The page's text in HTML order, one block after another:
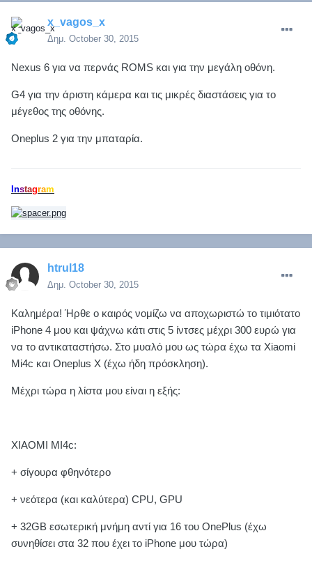
x_vagos_x
Δημ. October 30, 2015
Nexus 6 για να περνάς ROMS και για την μεγάλη οθόνη.
G4 για την άριστη κάμερα και τις μικρές διαστάσεις για το
μέγεθος της οθόνης.
Oneplus 2 για την μπαταρία.
nstagram
htrul18
Δημ. October 30, 2015
Καλημέρα! Ήρθε ο καιρός νομίζω να αποχωριστώ το τιμιότατο
iPhone 4 μου και ψάχνω κάτι στις 5 ίντσες μέχρι 300 ευρώ για
να το αντικαταστήσω. Στο μυαλό μου ως τώρα έχω τα Xiaomi
Mi4c και Oneplus X (έχω ήδη πρόσκληση).
Μέχρι τώρα η λίστα μου είναι η εξής:
ΧΙΑΟΜΙ ΜΙ4c:
+ σίγουρα φθηνότερο
+ νεότερα (και καλύτερα) CPU, GPU
+ 32GB εσωτερική μνήμη αντί για 16 του OnePlus (έχω
συνηθίσει στα 32 που έχει το iPhone μου τώρα)